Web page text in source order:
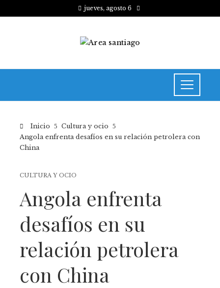
jueves, agosto 6
Inicio
Cultura y ocio
Angola enfrenta desafíos en su relación petrolera con
China
CULTURA Y OCIO
Angola enfrenta
desafíos en su
relación petrolera
con China